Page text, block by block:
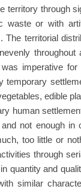
territory through
waste or with
The territorial
imperative
temporary
edible
human
not enough in
too little or
through
quantity and
similar